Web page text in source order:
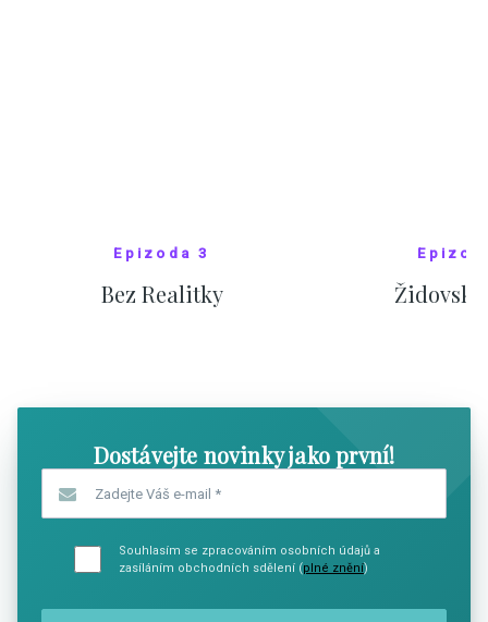
Epizoda 3
Bez Realitky
Dostávejte novinky jako první!
Souhlasím se zpracováním osobních údajů a
zasíláním obchodních sdělení (plné znění)